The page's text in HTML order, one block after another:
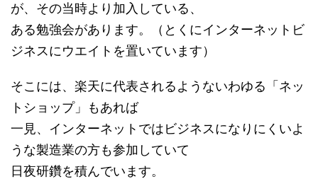
が、その当時より加入している、
ある勉強会があります。（とくにインターネットビ
ジネスにウエイトを置いています）
そこには、楽天に代表されるようないわゆる「ネッ
トショップ」もあれば
一見、インターネットではビジネスになりにくいよ
うな製造業の方も参加していて
日夜研鑽を積んでいます。